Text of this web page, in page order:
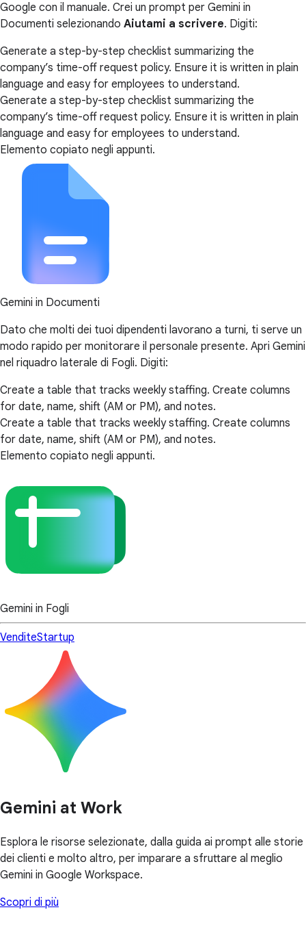
Google con il manuale. Crei un prompt per Gemini in
Documenti selezionando Aiutami a scrivere. Digiti:
Generate a step-by-step checklist summarizing the
company’s time-off request policy. Ensure it is written in plain
language and easy for employees to understand.
Generate a step-by-step checklist summarizing the
company’s time-off request policy. Ensure it is written in plain
language and easy for employees to understand.
Elemento copiato negli appunti.
Gemini in Documenti
Dato che molti dei tuoi dipendenti lavorano a turni, ti serve un
modo rapido per monitorare il personale presente. Apri Gemini
nel riquadro laterale di Fogli. Digiti:
Create a table that tracks weekly staffing. Create columns
for date, name, shift (AM or PM), and notes.
Create a table that tracks weekly staffing. Create columns
for date, name, shift (AM or PM), and notes.
Elemento copiato negli appunti.
Gemini in Fogli
VenditeStartup
Gemini at Work
Esplora le risorse selezionate, dalla guida ai prompt alle storie
dei clienti e molto altro, per imparare a sfruttare al meglio
Gemini in Google Workspace.
Scopri di più